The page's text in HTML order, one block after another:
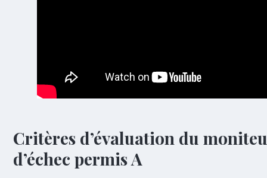
Critères d’évaluation du
d’échec permis A